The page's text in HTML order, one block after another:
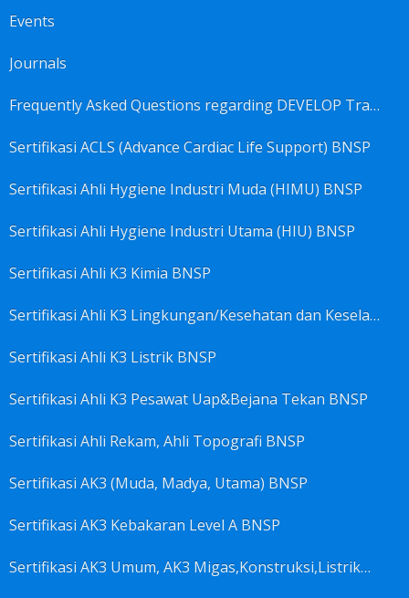
Events
Journals
Frequently Asked Questions regarding DEVELOP Training Center
Sertifikasi ACLS (Advance Cardiac Life Support) BNSP
Sertifikasi Ahli Hygiene Industri Muda (HIMU) BNSP
Sertifikasi Ahli Hygiene Industri Utama (HIU) BNSP
Sertifikasi Ahli K3 Kimia BNSP
Sertifikasi Ahli K3 Lingkungan/Kesehatan dan Keselamatan Kerja Lingkungan
Sertifikasi Ahli K3 Listrik BNSP
Sertifikasi Ahli K3 Pesawat Uap&Bejana Tekan BNSP
Sertifikasi Ahli Rekam, Ahli Topografi BNSP
Sertifikasi AK3 (Muda, Madya, Utama) BNSP
Sertifikasi AK3 Kebakaran Level A BNSP
Sertifikasi AK3 Umum, AK3 Migas,Konstruksi,Listrik&Boiler BNSP